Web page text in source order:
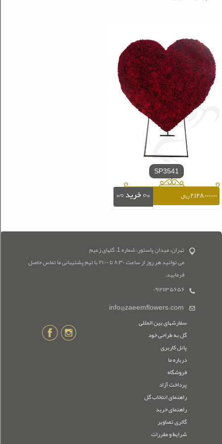
SP3541
۲,۱۲۸,۰۰۰,۰۰۰ریال
تهران، میدان پاستور، شماره 1، گلهای زعیم
می توانید هر روز از ساعت ۸:۳۰ تا ۲۱:۰۰ با تیم پشتیبانی ما تماس حاصل
فرمایید.
۰۹۱۲۱۱۳۵۶۵۶
info@zaeemflowers.com
سفارشهای بین المللی
گل به طراحی خود
پانل کاربری
درباره ما
فروشگاه
پرداخت آزاد
راهنمای انتخاب گل
راهنمای خرید
گالری تصاویر
شرایط و مقررات